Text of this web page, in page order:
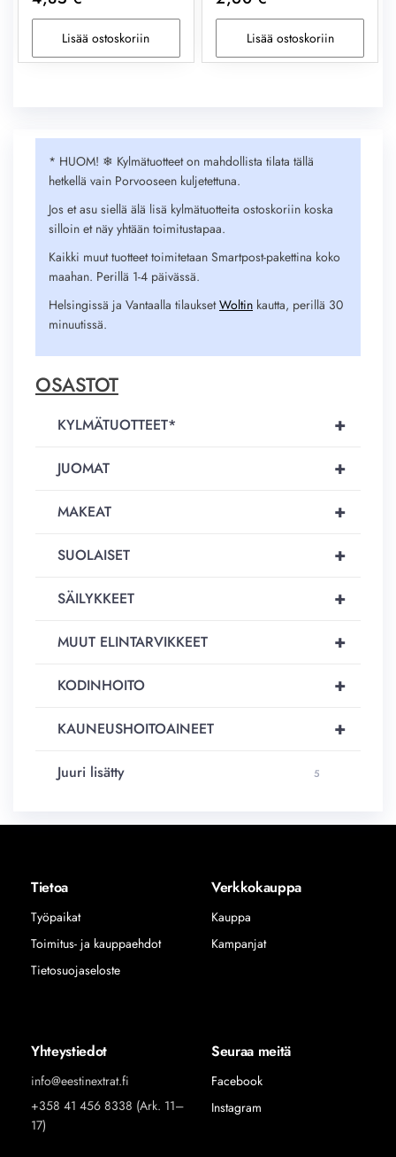
Lisää ostoskoriin Lisää ostoskoriin
* HUOM! ❄︎ Kylmätuotteet on mahdollista tilata tällä
hetkellä vain Porvooseen kuljetettuna.
Jos et asu siellä älä lisä kylmätuotteita ostoskoriin koska
silloin et näy yhtään toimitustapaa.
Kaikki muut tuotteet toimitetaan Smartpost-pakettina koko
maahan. Perillä 1-4 päivässä.
Helsingissä ja Vantaalla tilauksetWoltin kautta, perillä 30
minuutissä.
OSASTOT
+
KYLMÄTUOTTEET*
+
JUOMAT
+
MAKEAT
+
SUOLAISET
+
SÄILYKKEET
+
MUUT ELINTARVIKKEET
+
KODINHOITO
+
KAUNEUSHOITOAINEET
Juuri lisätty 5
Tietoa
Työpaikat
Toimitus- ja kauppaehdot
Tietosuojaseloste
Verkkokauppa
Kauppa
Kampanjat
Yhteystiedot
info@eestinextrat.fi
+358 41 456 8338 (Ark. 11–
17)
Seuraa meitä
Facebook
Instagram